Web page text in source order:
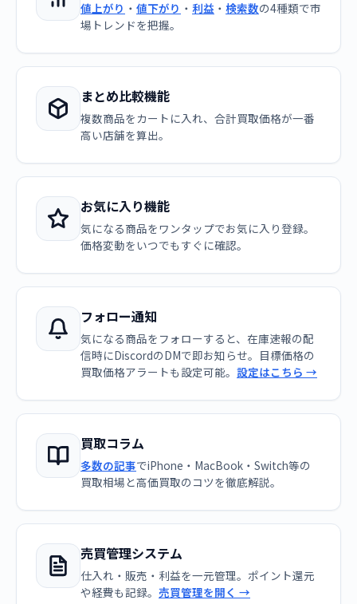
値上がり ・ 値下がり ・ 利益 ・ 検索数の4種類で市
場トレンドを把握。
まとめ比較機能
複数商品をカートに入れ、合計買取価格が一番
高い店舗を算出。
お気に入り機能
気になる商品をワンタップでお気に入り登録。
価格変動をいつでもすぐに確認。
フォロー通知
気になる商品をフォローすると、在庫速報の配
信時にDiscordのDMで即お知らせ。目標価格の
買取価格アラートも設定可能。 設定はこちら →
買取コラム
多数の記事でiPhone・MacBook・Switch等の
買取相場と高価買取のコツを徹底解説。
売買管理システム
仕入れ・販売・利益を一元管理。ポイント還元
や経費も記録。 売買管理を開く →